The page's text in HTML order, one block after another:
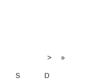
> »
S D